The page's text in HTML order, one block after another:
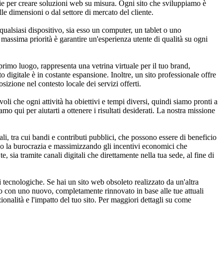
per creare soluzioni web su misura. Ogni sito che sviluppiamo è
dimensioni o dal settore di mercato del cliente.
dispositivo, sia esso un computer, un tablet o uno
priorità è garantire un'esperienza utente di qualità su ogni
luogo, rappresenta una vetrina virtuale per il tuo brand,
digitale è in costante espansione. Inoltre, un sito professionale offre
nel contesto locale dei servizi offerti.
che ogni attività ha obiettivi e tempi diversi, quindi siamo pronti a
qui per aiutarti a ottenere i risultati desiderati. La nostra missione
tra cui bandi e contributi pubblici, che possono essere di beneficio
burocrazia e massimizzando gli incentivi economici che
sia tramite canali digitali che direttamente nella tua sede, al fine di
Se hai un sito web obsoleto realizzato da un'altra
uno nuovo, completamente rinnovato in base alle tue attuali
e l'impatto del tuo sito. Per maggiori dettagli su come